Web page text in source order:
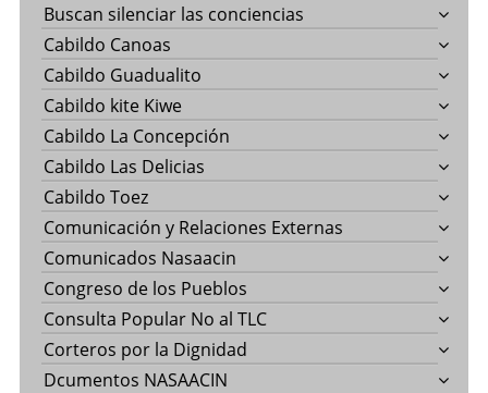
Buscan silenciar las conciencias
Cabildo Canoas
Cabildo Guadualito
Cabildo kite Kiwe
Cabildo La Concepción
Cabildo Las Delicias
Cabildo Toez
Comunicación y Relaciones Externas
Comunicados Nasaacin
Congreso de los Pueblos
Consulta Popular No al TLC
Corteros por la Dignidad
Dcumentos NASAACIN